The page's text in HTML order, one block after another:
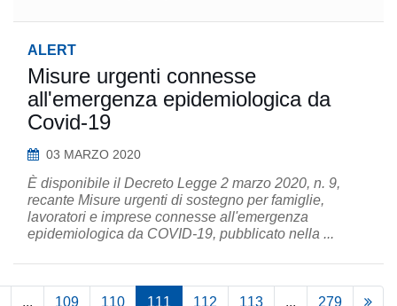
ALERT
Misure urgenti connesse
all'emergenza epidemiologica da
Covid-19
03 MARZO 2020
È disponibile il Decreto Legge 2 marzo 2020, n. 9,
recante Misure urgenti di sostegno per famiglie,
lavoratori e imprese connesse all'emergenza
epidemiologica da COVID-19, pubblicato nella ...
... 109 110 111 112 113 ... 279